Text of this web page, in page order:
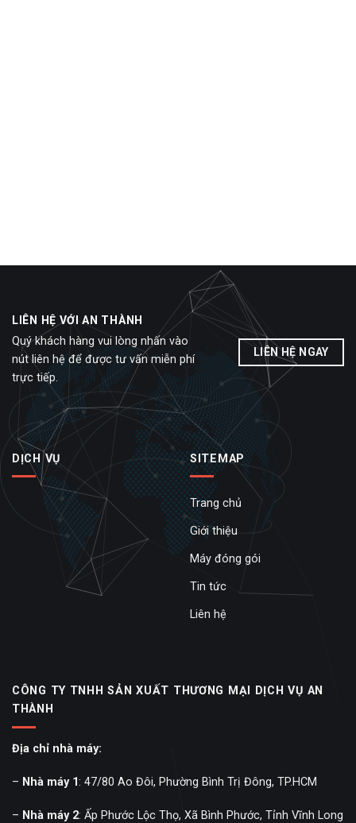
LIÊN HỆ VỚI AN THÀNH
Quý khách hàng vui lòng nhấn vào
nút liên hệ để được tư vấn miễn phí
trực tiếp.
LIÊN HỆ NGAY
DỊCH VỤ SITEMAP
Trang chủ
Giới thiệu
Máy đóng gói
Tin tức
Liên hệ
CÔNG TY TNHH SẢN XUẤT THƯƠNG MẠI DỊCH VỤ AN
THÀNH
Địa chỉ nhà máy:
– Nhà máy 1: 47/80 Ao Đôi, Phường Bình Trị Đông, TP.HCM
– Nhà máy 2: Ấp Phước Lộc Thọ, Xã Bình Phước, Tỉnh Vĩnh Long